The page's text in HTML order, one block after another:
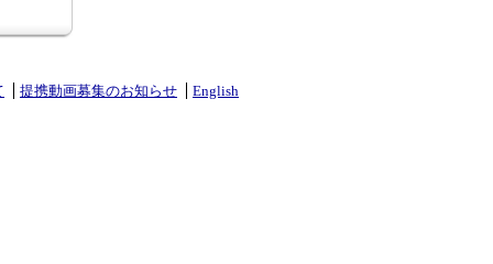
提携動画募集のお知らせ English